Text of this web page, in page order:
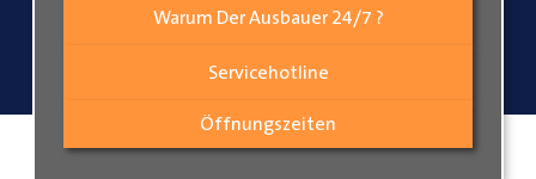
Warum Der Ausbauer 24/7 ?
Servicehotline
Öffnungszeiten